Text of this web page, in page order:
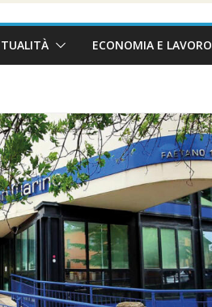
ECONOMIA E LAVORO